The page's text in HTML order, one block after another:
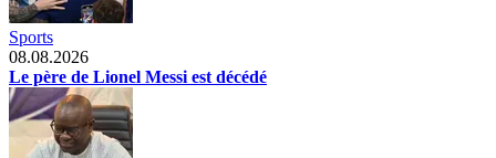
Sports
08.08.2026
Le père de Lionel Messi est décédé